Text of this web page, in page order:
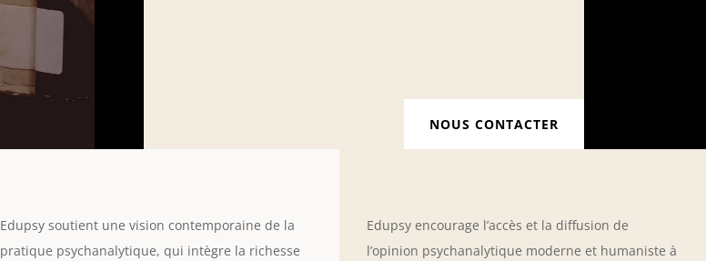
NOUS CONTACTER
Edupsy soutient une vision contemporaine de la
pratique psychanalytique, qui intègre la richesse
Edupsy encourage l’accès et la diffusion de
l’opinion psychanalytique moderne et humaniste à